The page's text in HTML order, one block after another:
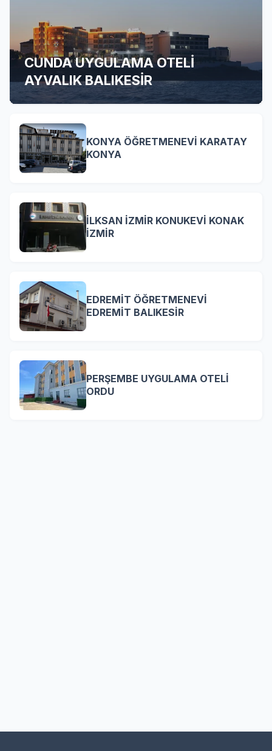
CUNDA UYGULAMA OTELİ
AYVALIK BALIKESİR
KONYA ÖĞRETMENEVİ KARATAY
KONYA
İLKSAN İZMİR KONUKEVİ KONAK
İZMİR
EDREMİT ÖĞRETMENEVİ
EDREMİT BALIKESİR
PERŞEMBE UYGULAMA OTELİ
ORDU